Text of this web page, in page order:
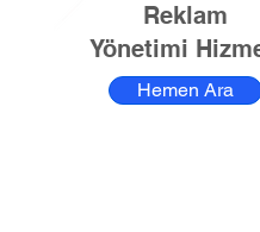
Reklam
Yönetimi
Hemen Ara